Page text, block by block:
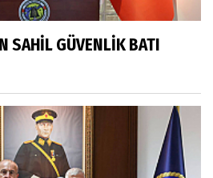
SAHİL GÜVENLİK BATI